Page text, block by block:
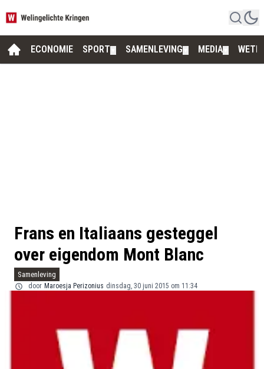
ECONOMIE SPORT SAMENLEVING MEDIA
Frans en Italiaans gesteggel
over eigendom Mont Blanc
Samenleving
door Maroesja Perizonius dinsdag, 30 juni 2015 om 11:34